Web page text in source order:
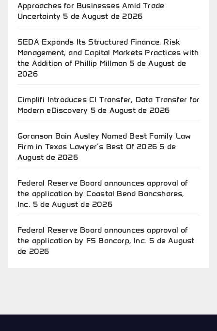
Approaches for Businesses Amid Trade
Uncertainty 5 de August de 2026
SEDA Expands Its Structured Finance, Risk
Management, and Capital Markets Practices with
the Addition of Phillip Millman 5 de August de
2026
Cimplifi Introduces CI Transfer, Data Transfer for
Modern eDiscovery 5 de August de 2026
Goranson Bain Ausley Named Best Family Law
Firm in Texas Lawyer’s Best Of 2026 5 de
August de 2026
Federal Reserve Board announces approval of
the application by Coastal Bend Bancshares,
Inc. 5 de August de 2026
Federal Reserve Board announces approval of
the application by FS Bancorp, Inc. 5 de August
de 2026